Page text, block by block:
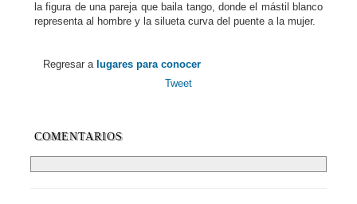
la figura de una pareja que baila tango, donde el mástil blanco
representa al hombre y la silueta curva del puente a la mujer.
Regresar a lugares para conocer
Tweet
COMENTARIOS